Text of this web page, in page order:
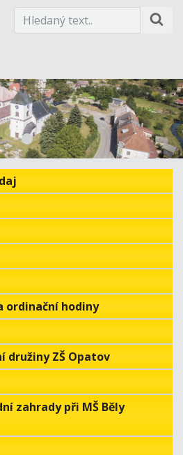
ordinační hodiny
družiny ZŠ Opatov
zahrady při MŠ Běly